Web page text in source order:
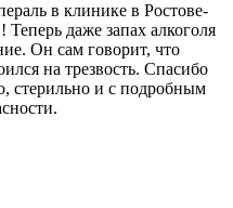
в клинике в Ростове-
даже запах алкоголя
Он сам говорит, что
на трезвость. Спасибо
стерильно и с подробным